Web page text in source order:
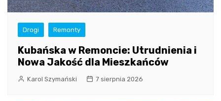
Drogi Remonty
Kubańska w Remoncie: Utrudnienia i
Nowa Jakość dla Mieszkańców
Karol Szymański 7 sierpnia 2026